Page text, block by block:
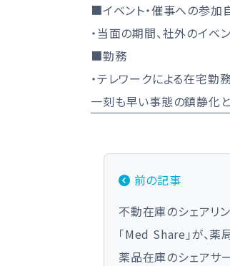
■イベント・催事への参加
・当面の期間、社外のイベ
■勤務
・テレワークによる在宅勤
一刻も早い事態の鎮静化と
投稿ナビゲーション
前の記事
不動在庫のシェアリ
「Med Share」が、薬
薬品在庫のシェアサ